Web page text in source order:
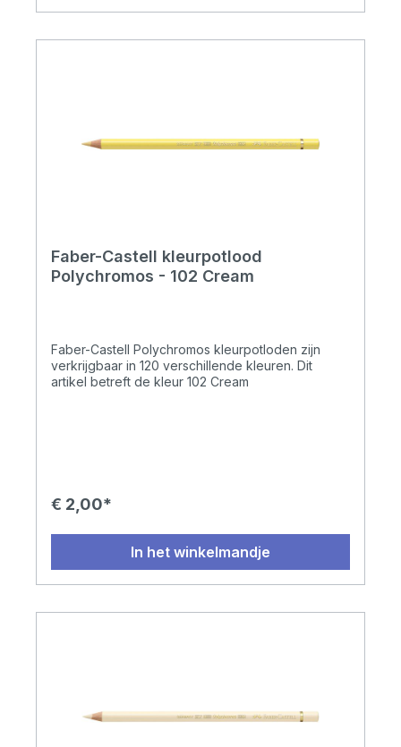
Faber-Castell kleurpotlood
Polychromos - 102 Cream
Faber-Castell Polychromos kleurpotloden zijn
verkrijgbaar in 120 verschillende kleuren. Dit
artikel betreft de kleur 102 Cream
€ 2,00*
In het winkelmandje